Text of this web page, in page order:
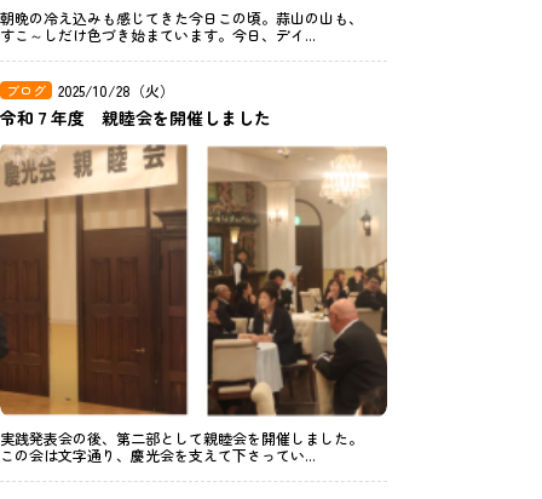
朝晩の冷え込みも感じてきた今日この頃。蒜山の山も、
すこ～しだけ色づき始まています。今日、デイ...
ブログ 2025/10/28（火）
令和７年度 親睦会を開催しました
実践発表会の後、第二部として親睦会を開催しました。
この会は文字通り、慶光会を支えて下さってい...